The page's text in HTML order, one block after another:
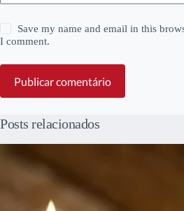
Save my name and email in this
I comment.
Publicar comentário
Posts relacionados